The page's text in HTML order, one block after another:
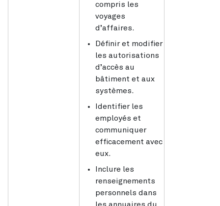
compris les
voyages
d’affaires.
Définir et modifier
les autorisations
d’accès au
bâtiment et aux
systèmes.
Identifier les
employés et
communiquer
efficacement avec
eux.
Inclure les
renseignements
personnels dans